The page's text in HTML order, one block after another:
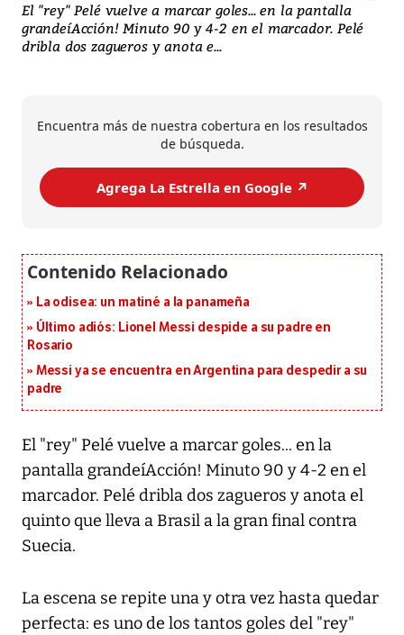
El "rey" Pelé vuelve a marcar goles... en la pantalla
grandeíAcción! Minuto 90 y 4-2 en el marcador. Pelé
dribla dos zagueros y anota e...
Encuentra más de nuestra cobertura en los resultados
de búsqueda.
Agrega La Estrella en Google ↗️
La odisea: un matiné a la panameña
Último adiós: Lionel Messi despide a su padre en
Rosario
Messi ya se encuentra en Argentina para despedir a su
padre
El "rey" Pelé vuelve a marcar goles... en la
pantalla grandeíAcción! Minuto 90 y 4-2 en el
marcador. Pelé dribla dos zagueros y anota el
quinto que lleva a Brasil a la gran final contra
Suecia.
La escena se repite una y otra vez hasta quedar
perfecta: es uno de los tantos goles del "rey"